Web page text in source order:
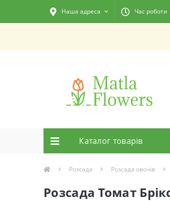
Наша адреса Час роботи
Каталог товарiв
Розсада Розсада овочів
Розсада Томат